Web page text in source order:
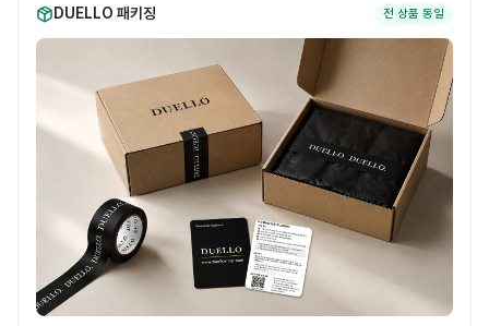
DUELLO 패키징 전 상품 동일